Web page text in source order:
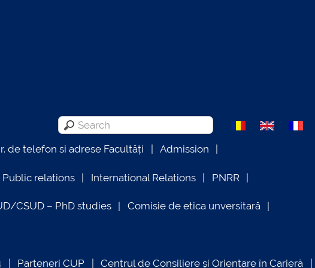
de telefon si adrese Facultăți Admission
Public relations International Relations PNRR
CSUD – PhD studies Comisie de etica unversitară
Parteneri CUP Centrul de Consiliere și Orientare în Carieră